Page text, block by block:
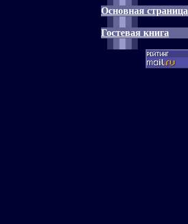
Основная страница
Гостевая книга